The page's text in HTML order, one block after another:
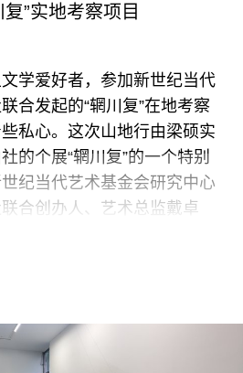
几希；而对于原点与目标的
系，或换句话说，在“我
人称之间游戏规则的订定。与
下面我将列出对立项，而前
了两路头也不回的生产性岔
复”实地考察项目
学爱好者，参加新世纪当代
合发起的“辋川复”在地考察
私心。这次山地行由梁硕实
的个展“辋川复”的一个特别
纪当代艺术基金会研究中心
合创办人、艺术总监戴卓
董梅，评论家鲍栋，5Art
只是他工作的一半，还有另
以有了此次实体探访活动。